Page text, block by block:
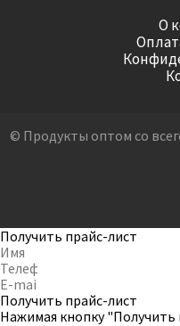
О
© Продукты оптом со
Получить прайс-лист
Получить прайс-лист
Нажимая кнопку "Получить